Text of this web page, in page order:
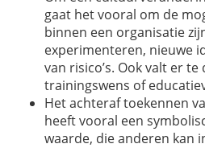
gaat het vooral om de
binnen een organisatie
experimenteren, nieuwe
van risico’s. Ook valt er te
trainingswens of
Het achteraf toekennen
heeft vooral een
waarde, die anderen kan